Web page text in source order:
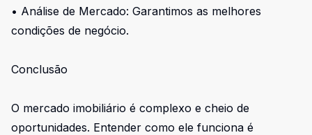
• Análise de Mercado: Garantimos as melhores
condições de negócio.
Conclusão
O mercado imobiliário é complexo e cheio de
oportunidades. Entender como ele funciona é